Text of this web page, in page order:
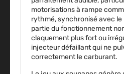
motorisations à rampe
rythmé, synchronisé avec le
partie du fonctionnement
claquement plus fort ou
injecteur défaillant qui ne
correctement le carburant.